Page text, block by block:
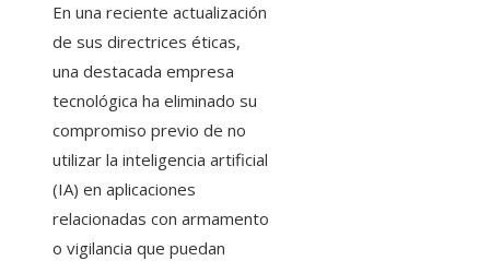
En una reciente actualización
de sus directrices éticas,
una destacada empresa
tecnológica ha eliminado su
compromiso previo de no
utilizar la inteligencia artificial
(IA) en aplicaciones
relacionadas con armamento
o vigilancia que puedan